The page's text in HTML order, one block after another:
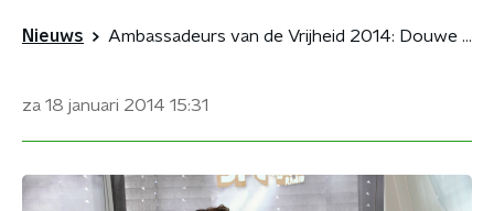
Nieuws Ambassadeurs van de Vrijheid 2014: Douwe Bob, Gers Pardoel, Kensington
za 18 januari 2014 15:31